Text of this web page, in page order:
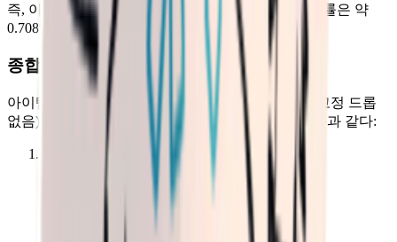
즉, 이 아이템의 이 전리품 상자에서의 랜덤 드롭 확률은 약
0.708%이다.
종합 기대 수량 계산 공식
아이템이 전리품 상자에서 랜덤 드롭만 있는 경우(고정 드롭
없음), 종합 기대 수량이 표시된다. 계산 공식은 다음과 같다:
단일 랜덤 드롭의 기대 수량
기대 수량 = 랜덤 드롭 확률 × 평균 수량
최소 수량과 최대 수량은 전리품 상자 설정의